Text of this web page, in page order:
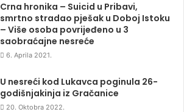
Crna hronika – Suicid u Pribavi,
smrtno stradao pješak u Doboj Istoku
– Više osoba povrijeđeno u 3
saobraćajne nesreće
6. Aprila 2021.
U nesreći kod Lukavca poginula 26-
godišnjakinja iz Gračanice
20. Oktobra 2022.